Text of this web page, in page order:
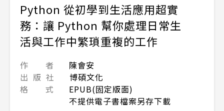
Python 從初學到生活應用超實
務：讓 Python 幫你處理日常生
活與工作中繁瑣重複的工作
作 者
陳會安
出 版 社
博碩文化
格 式
EPUB(固定版面)
不提供電子書檔案另存下載